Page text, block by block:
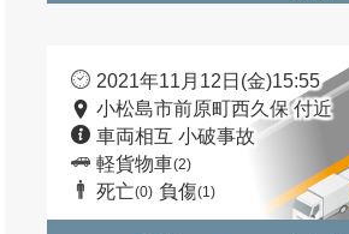
2021年11月12日(金)15:55
小松島市前原町西久保 付近
車両相互 小破事故
軽貨物車(2)
死亡(0) 負傷(1)